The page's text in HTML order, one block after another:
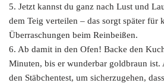
5. Jetzt kannst du ganz nach Lust und
dem Teig verteilen – das sorgt später für
Überraschungen beim Reinbeißen.
6. Ab damit in den Ofen! Backe den
Minuten, bis er wunderbar goldbraun ist.
den Stäbchentest, um sicherzugehen,